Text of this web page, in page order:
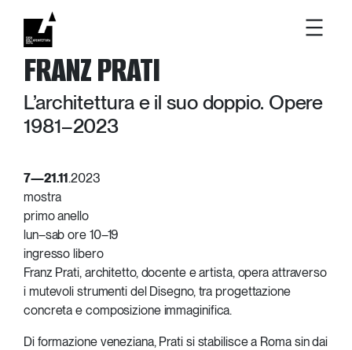
contenutoFRANZ PRATI
L’architettura e il suo doppio. Opere
1981–2023
7—21.11.2023
mostra
primo anello
lun–sab ore 10–19
ingresso libero
Franz Prati, architetto, docente e artista, opera attraverso
i mutevoli strumenti del Disegno, tra progettazione
concreta e composizione immaginifica.
Di formazione veneziana, Prati si stabilisce a Roma sin dai